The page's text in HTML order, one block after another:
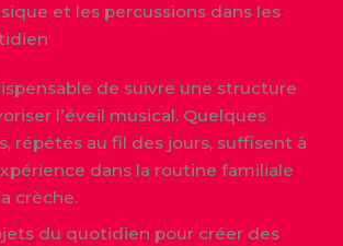
et les percussions dans les
de suivre une structure
l’éveil musical. Quelques
répétés au fil des jours, suffisent à
dans la routine familiale
crèche.
du quotidien pour créer des